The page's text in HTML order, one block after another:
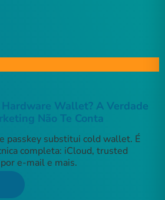
Hardware Wallet? A Verdade
Não Te Conta
passkey substitui cold wallet. É
completa: iCloud, trusted
e-mail e mais.